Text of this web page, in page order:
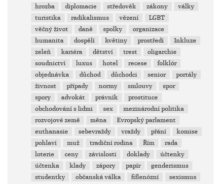
hrozba
diplomacie středověk zákony
války
turistika
radikalismus vězení
LGBT
věčný život
daně spolky
organizace
humanita
dospělí květiny prostředí
Inkluze
zeleň
kariéra dětství trest
oligarchie
soudnictví
luxus hotel recese
folklór
objednávka
důchod důchodci senior
portály
živnost
případy normy smlouvy
spor
spory
advokát právník
prostituce
obchodování s lidmi
sex
mezinárodní politika
rozvojové země
měna
Evropský parlament
euthanasie
sebevraždy vraždy přání
komise
pohlaví
muž tradiční rodina Řím
rada
loterie
ceny závislosti doklady
účtenky
účtenka
klady zápory papír
genderismus
studentky
občanská válka fiflenózní sexismus